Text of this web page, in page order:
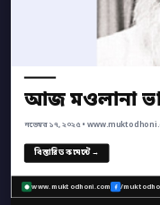
আজ মওলানা
নভেম্বর ১৭, ২০২৫ •
বিস্তারিত কমেন্টে →
www.muktodhoni.com /